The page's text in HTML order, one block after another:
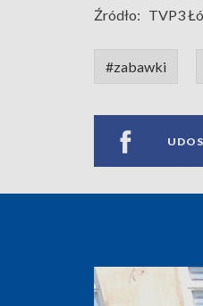
Źródło: TVP3
#zabawki